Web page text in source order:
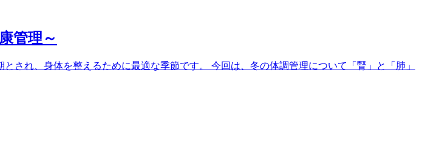
管理～
され、身体を整えるために最適な季節です。 今回は、冬の体調管理について「腎」と「肺」